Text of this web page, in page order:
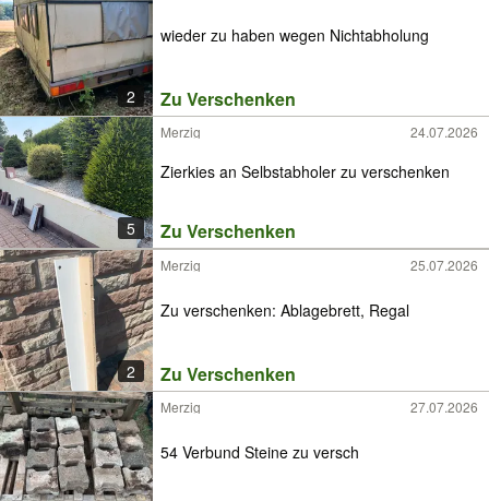
2
wieder zu haben wegen Nichtabholung
Zu Verschenken
5
Merzig 24.07.2026
Zierkies an Selbstabholer zu verschenken
Zu Verschenken
2
Merzig 25.07.2026
Zu verschenken: Ablagebrett, Regal
Zu Verschenken
Merzig 27.07.2026
54 Verbund Steine zu versch